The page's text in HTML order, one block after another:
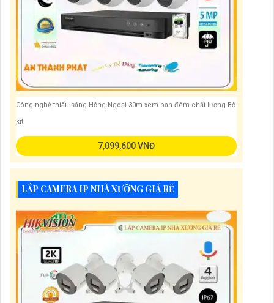
Công nghệ thiếu sáng Hồng Ngoại 30m xem ban đêm chất lượng Bộ
kit
7,099,600 VNĐ
LẮP CAMERA IP NHÀ XƯỞNG GIÁ RẺ